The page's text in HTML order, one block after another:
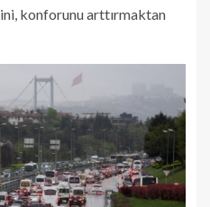
konforunu arttırmaktan